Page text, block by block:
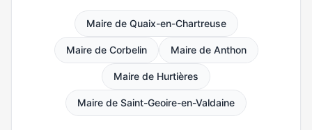
Maire de Quaix-en-Chartreuse
Maire de Corbelin Maire de Anthon
Maire de Hurtières
Maire de Saint-Geoire-en-Valdaine